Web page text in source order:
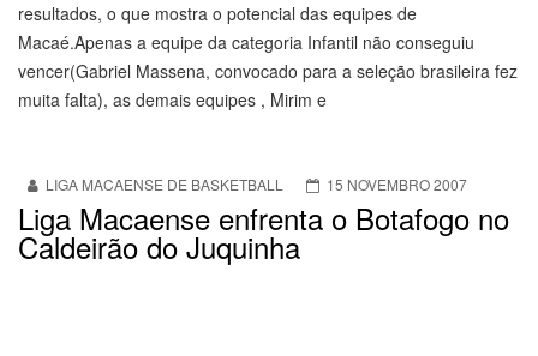
resultados, o que mostra o potencial das equipes de
Macaé.Apenas a equipe da categoria Infantil não conseguiu
vencer(Gabriel Massena, convocado para a seleção brasileira fez
muita falta), as demais equipes , Mirim e
LIGA MACAENSE DE BASKETBALL 15 NOVEMBRO 2007
Liga Macaense enfrenta o Botafogo no
Caldeirão do Juquinha